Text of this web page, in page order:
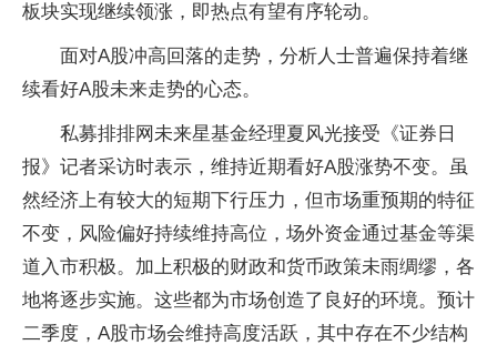
板块实现继续领涨，即热点有望有序轮动。
面对A股冲高回落的走势，分析人士普遍保持着继
续看好A股未来走势的心态。
私募排排网未来星基金经理夏风光接受《证券日
报》记者采访时表示，维持近期看好A股涨势不变。虽
然经济上有较大的短期下行压力，但市场重预期的特征
不变，风险偏好持续维持高位，场外资金通过基金等渠
道入市积极。加上积极的财政和货币政策未雨绸缪，各
地将逐步实施。这些都为市场创造了良好的环境。预计
二季度，A股市场会维持高度活跃，其中存在不少结构